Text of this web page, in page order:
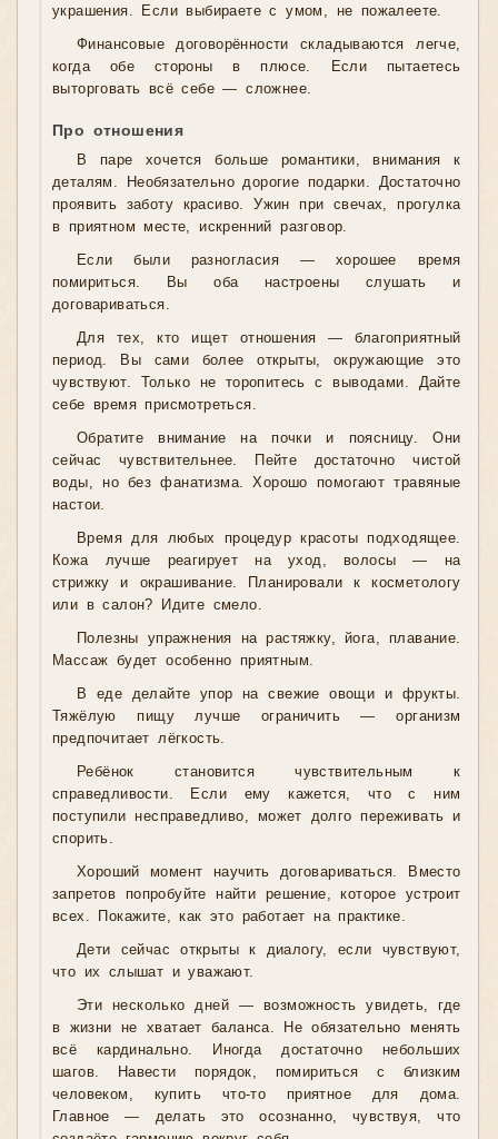
украшения. Если выбираете с умом, не пожалеете.
Финансовые договорённости складываются легче,
когда обе стороны в плюсе. Если пытаетесь
выторговать всё себе — сложнее.
Про отношения
В паре хочется больше романтики, внимания к
деталям. Необязательно дорогие подарки. Достаточно
проявить заботу красиво. Ужин при свечах, прогулка
в приятном месте, искренний разговор.
Если были разногласия — хорошее время
помириться. Вы оба настроены слушать и
договариваться.
Для тех, кто ищет отношения — благоприятный
период. Вы сами более открыты, окружающие это
чувствуют. Только не торопитесь с выводами. Дайте
себе время присмотреться.
Обратите внимание на почки и поясницу. Они
сейчас чувствительнее. Пейте достаточно чистой
воды, но без фанатизма. Хорошо помогают травяные
настои.
Время для любых процедур красоты подходящее.
Кожа лучше реагирует на уход, волосы — на
стрижку и окрашивание. Планировали к косметологу
или в салон? Идите смело.
Полезны упражнения на растяжку, йога, плавание.
Массаж будет особенно приятным.
В еде делайте упор на свежие овощи и фрукты.
Тяжёлую пищу лучше ограничить — организм
предпочитает лёгкость.
Ребёнок становится чувствительным к
справедливости. Если ему кажется, что с ним
поступили несправедливо, может долго переживать и
спорить.
Хороший момент научить договариваться. Вместо
запретов попробуйте найти решение, которое устроит
всех. Покажите, как это работает на практике.
Дети сейчас открыты к диалогу, если чувствуют,
что их слышат и уважают.
Эти несколько дней — возможность увидеть, где
в жизни не хватает баланса. Не обязательно менять
всё кардинально. Иногда достаточно небольших
шагов. Навести порядок, помириться с близким
человеком, купить что-то приятное для дома.
Главное — делать это осознанно, чувствуя, что